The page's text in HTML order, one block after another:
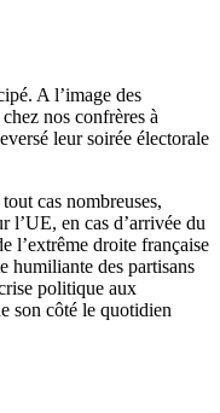
A l’image des
nos confrères à
leur soirée électorale
cas nombreuses,
l’UE, en cas d’arrivée du
l’extrême droite française
humiliante des partisans
politique aux
son côté le quotidien